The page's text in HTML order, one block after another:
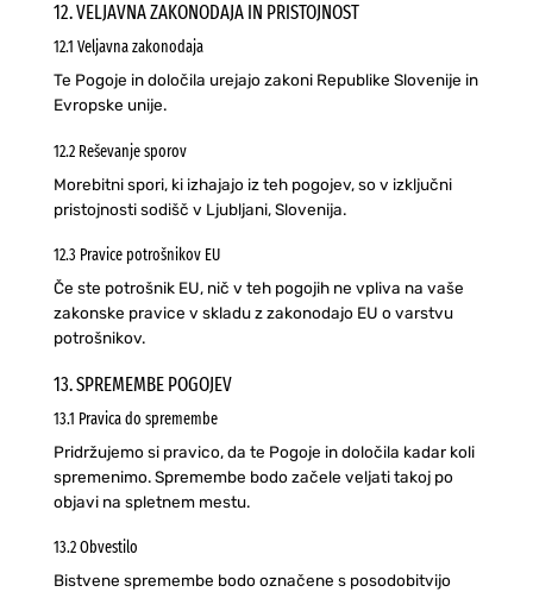
12. VELJAVNA ZAKONODAJA IN PRISTOJNOST
12.1 Veljavna zakonodaja
Te Pogoje in določila urejajo zakoni Republike Slovenije in
Evropske unije.
12.2 Reševanje sporov
Morebitni spori, ki izhajajo iz teh pogojev, so v izključni
pristojnosti sodišč v Ljubljani, Slovenija.
12.3 Pravice potrošnikov EU
Če ste potrošnik EU, nič v teh pogojih ne vpliva na vaše
zakonske pravice v skladu z zakonodajo EU o varstvu
potrošnikov.
13. SPREMEMBE POGOJEV
13.1 Pravica do spremembe
Pridržujemo si pravico, da te Pogoje in določila kadar koli
spremenimo. Spremembe bodo začele veljati takoj po
objavi na spletnem mestu.
13.2 Obvestilo
Bistvene spremembe bodo označene s posodobitvijo